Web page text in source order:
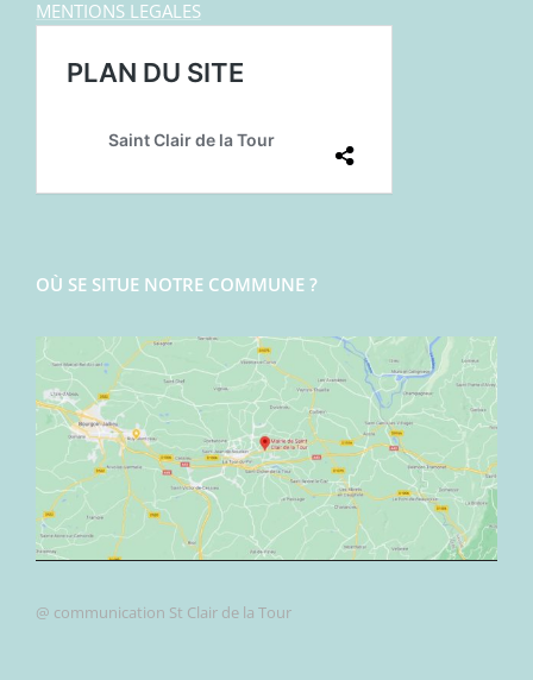
MENTIONS LEGALES
OÙ SE SITUE NOTRE COMMUNE ?
@ communication St Clair de la Tour